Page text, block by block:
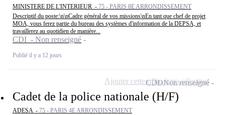
MINISTERE DE L'INTERIEUR - 75 - PARIS 8E ARRONDISSEMENT
Descriptif du poste:\n\nCadre général de vos missions\nEn tant que chef de projet
MOA, vous ferez partie du bureau des systèmes d'information de la DEPSA, et
travaillerez au quotidien de manière...
CDI - Non renseigné
Publié il y a 12 jours
Cadet de la police nationale (H/F)
ADESA - 75 - PARIS 4E ARRONDISSEMENT
CDDNon renseigné
Ajouter cette offre à ma sélection